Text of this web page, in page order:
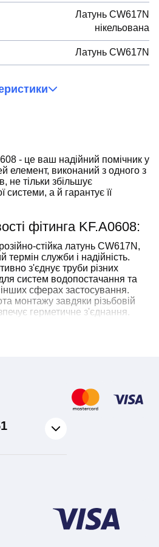
Латунь CW617N
нікельована
Латунь CW617N
- це ваш надійний помічник у
елемент, виконаний з одного з
не тільки збільшує
системи, а й гарантує її
фітинга KF.A0608:
стійка латунь CW617N,
термін служби і надійність.
з'єднує труби різних
систем водопостачання та
сферах застосування.
монтажу завдяки різьбовій
герметичне з'єднання.